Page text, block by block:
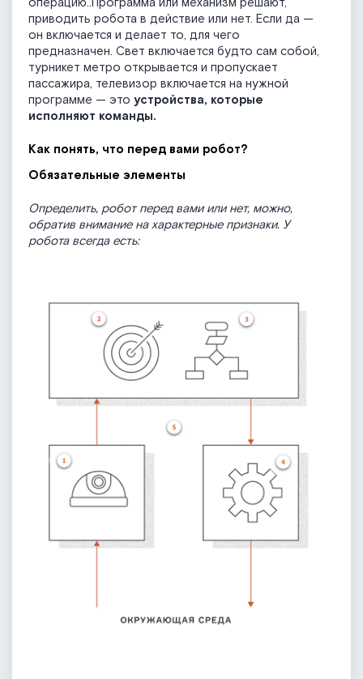
приводить робота в действие или нет. Если да —
он включается и делает то, для чего
предназначен. Свет включается будто сам собой,
турникет метро открывается и пропускает
пассажира, телевизор включается на нужной
программе — это устройства, которые
исполняют команды.
Как понять, что перед вами робот?
Обязательные элементы
Определить, робот перед вами или нет, можно,
обратив внимание на характерные признаки. У
робота всегда есть: